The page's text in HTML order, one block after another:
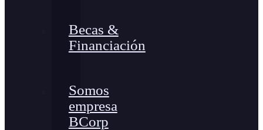
Becas &
Financiación
Somos
empresa
BCorp